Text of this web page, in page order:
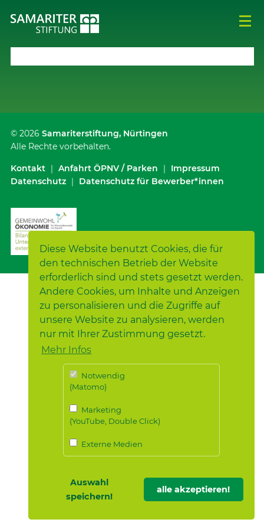
Diese Website benutzt Cookies, die für
den technischen Betrieb der Website
erforderlich sind und stets gesetzt werden.
Andere Cookies, um Inhalte und Anzeigen
zu personalisieren und die Zugriffe auf
unsere Website zu analysieren, werden
nur mit Ihrer Zustimmung gesetzt.
Mehr Infos
Notwendig
(Matomo)
Marketing
(YouTube, Double Click)
Externe Medien
Auswahl
speichern!
alle akzeptieren!
© 2026 Samariterstiftung, Nürtingen
Alle Rechte vorbehalten.
Kontakt｜ Anfahrt ÖPNV / Parken ｜ Impressum
Datenschutz｜ Datenschutz für Bewerber*innen